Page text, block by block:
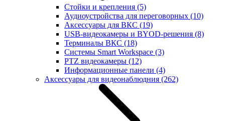
Стойки и крепления (5)
Аудиоустройства для переговорных (10)
Аксессуары для ВКС (19)
USB-видеокамеры и BYOD-решения (8)
Терминалы ВКС (18)
Системы Smart Workspace (3)
PTZ видеокамеры (12)
Информационные панели (4)
Аксессуары для видеонаблюдния (262)